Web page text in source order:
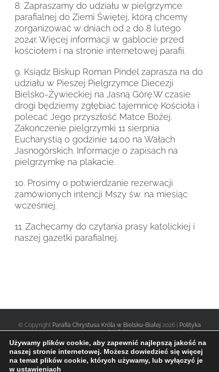
8. Zapraszamy do udziału w pielgrzymce
parafialnej do Ziemi Świętej, którą chcemy
zorganizować w dniach od 2 do 8 lutego
2024r. Więcej informacji w gablocie przed
kościołem i na stronie internetowej parafii.
9. Ksiądz Biskup Roman Pindel zaprasza na do
udziału w Pieszej Pielgrzymce Diecezji
Bielsko-Żywieckiej na Jasną Górę.W czasie
drogi będziemy zgłębiać tajemnicę Kościoła i
polecać Jego przyszłość Matce Bożej.
Zakończenie pielgrzymki 11 sierpnia
Eucharystią o godzinie 14:00 na Wałach
Jasnogórskich. Informacje o zapisach na
pielgrzymkę na plakacie.
10. Prosimy o potwierdzanie rezerwacji
zamówionych intencji Mszy św. na miesiąc
wcześniej.
11. Zachęcamy do czytania prasy katolickiej i
naszej gazetki parafialnej.
© Copyright Parafia Chrystusa Króla w Bielsku-Białej 2026 |
Polityka
prywatności|
Używamy plików cookie, aby zapewnić najlepszą jakość na
naszej stronie internetowej. Możesz dowiedzieć się więcej
na temat plików cookie, których używamy, lub wyłączyć je
w ustawieniach